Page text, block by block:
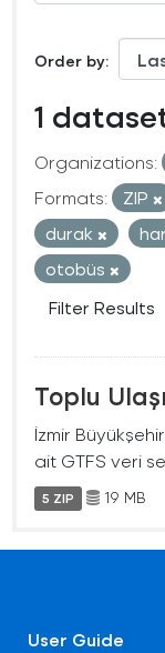
Order by
1
Organizations:
Formats:
ZIP
durak
otobüs
Filter Results
Toplu
İzmir
ait GTFS veri
5 ZIP 19 MB
User Guide